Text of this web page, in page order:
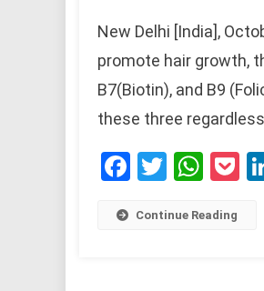
New Delhi [India],
promote hair growth,
B7(Biotin), and B9
these three
Facebook
Twitter
Continue Reading